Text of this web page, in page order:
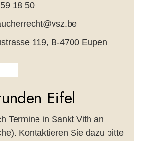
18 50
119, B-4700 Eupen
Eifel
Termine in Sankt Vith an
Kontaktieren Sie dazu bitte